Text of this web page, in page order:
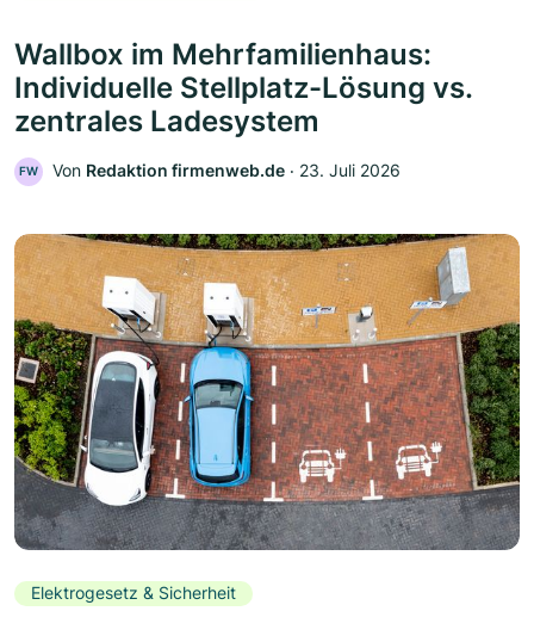
Wallbox im Mehrfamilienhaus:
Individuelle Stellplatz-Lösung vs.
zentrales Ladesystem
FW Von Redaktion firmenweb.de ‧ 23. Juli 2026
Elektrogesetz & Sicherheit